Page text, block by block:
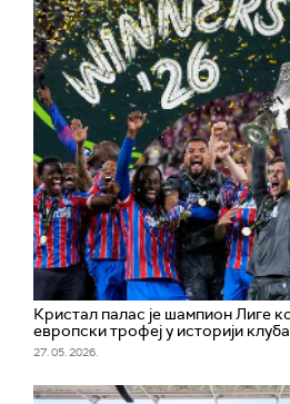
Кристал палас је шампион Лиге
европски трофеј у историји клуба
27. 05. 2026.